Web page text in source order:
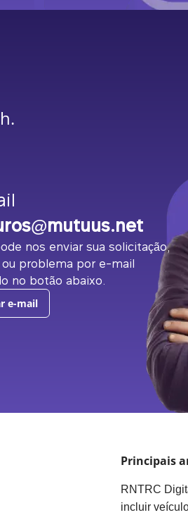
nos enviar sua solicitação,
ou problema por e-mail
no botão abaixo.
e-mail
Principais
RNTRC
incluir